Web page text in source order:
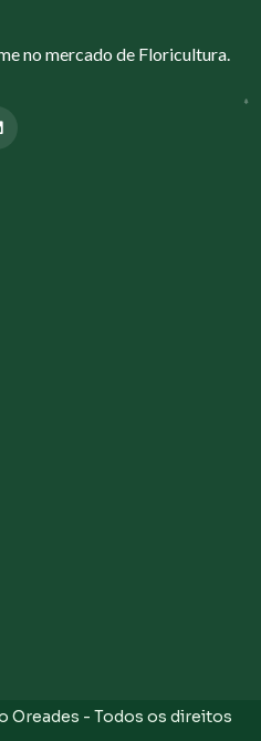
no mercado de Floricultura.
Oreades - Todos os direitos